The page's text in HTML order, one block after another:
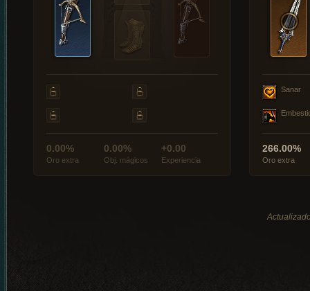
0.00%
Oro extra
0.00%
Obj. mágicos
+0.00
Experiencia
Sanar
266.00%
Oro extra